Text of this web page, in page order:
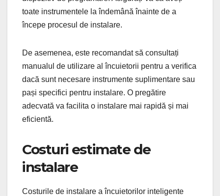
toate instrumentele la îndemână înainte de a
începe procesul de instalare.
De asemenea, este recomandat să consultați
manualul de utilizare al încuietorii pentru a verifica
dacă sunt necesare instrumente suplimentare sau
pași specifici pentru instalare. O pregătire
adecvată va facilita o instalare mai rapidă și mai
eficientă.
Costuri estimate de
instalare
Costurile de instalare a încuietorilor inteligente